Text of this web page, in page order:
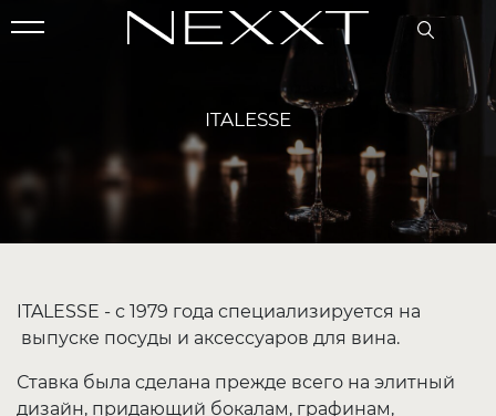
ITALESSE
ITALESSE - с 1979 года специализируется на
выпуске посуды и аксессуаров для вина.
Ставка была сделана прежде всего на элитный
дизайн, придающий бокалам, графинам,